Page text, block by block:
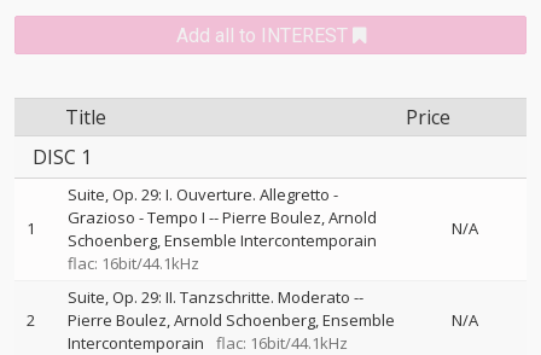
Add all to INTEREST
Title
Price
DISC 1
1
Suite, Op. 29: I. Ouverture. Allegretto -
Grazioso - Tempo I --Pierre Boulez Arnold
Schoenberg Ensemble Intercontemporain
flac: 16bit/44.1kHz
N/A
2
Suite, Op. 29: II. Tanzschritte. Moderato --
Pierre Boulez Arnold Schoenberg Ensemble
Intercontemporain
flac: 16bit/44.1kHz
N/A